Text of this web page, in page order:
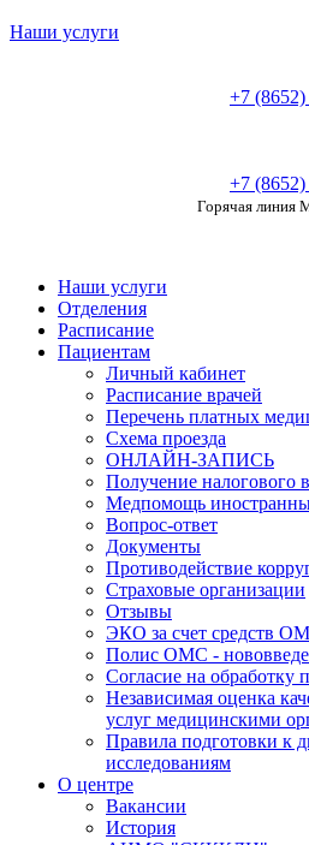
Наши услуги
+7 (8652)
+7 (8652)
Горячая линия
Наши услуги
Отделения
Расписание
Пациентам
Личный кабинет
Расписание врачей
Перечень платных
Схема проезда
ОНЛАЙН-ЗАПИСЬ
Получение налогового
Медпомощь
Вопрос-ответ
Документы
Противодействие
Страховые организации
Отзывы
ЭКО за счет средств
Полис ОМС -
Согласие на обработку
Независимая оценка
услуг медицинскими
Правила подготовки к
исследованиям
О центре
Вакансии
История